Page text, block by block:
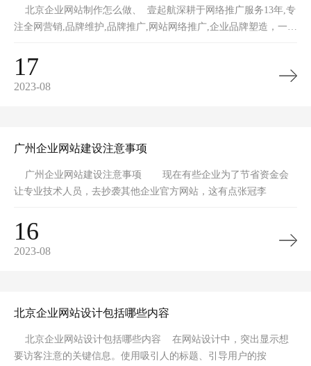
北京企业网站制作怎么做、 壹起航深耕于网络推广服务13年,专
注全网营销,品牌维护,品牌推广,网站网络推广,企业品牌塑造，一手
17
2023-08
广州企业网站建设注意事项
广州企业网站建设注意事项 现在有些企业为了节省资金会
让专业技术人员，去抄袭其他企业官方网站，这有点张冠李
16
2023-08
北京企业网站设计包括哪些内容
北京企业网站设计包括哪些内容 在网站设计中，突出显示想
要访客注意的关键信息。使用吸引人的标题、引导用户的按